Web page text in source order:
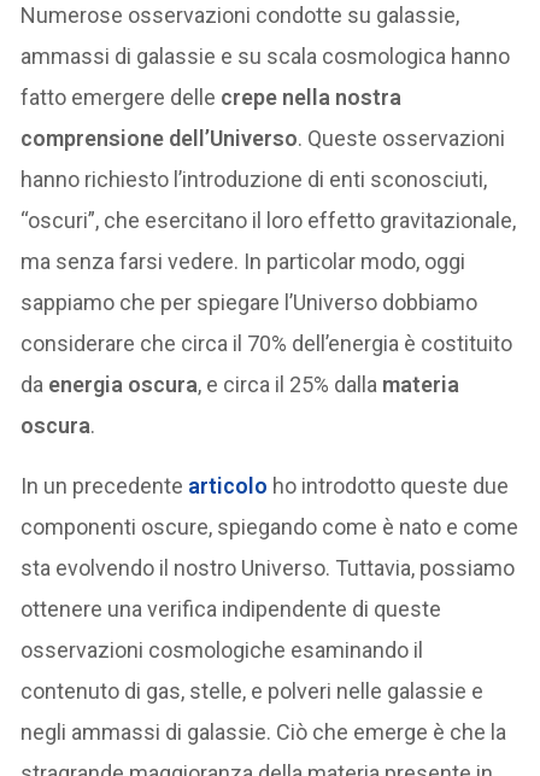
Numerose osservazioni condotte su galassie,
ammassi di galassie e su scala cosmologica hanno
fatto emergere delle crepe nella nostra
comprensione dell’Universo. Queste osservazioni
hanno richiesto l’introduzione di enti sconosciuti,
“oscuri”, che esercitano il loro effetto gravitazionale,
ma senza farsi vedere. In particolar modo, oggi
sappiamo che per spiegare l’Universo dobbiamo
considerare che circa il 70% dell’energia è costituito
da energia oscura, e circa il 25% dalla materia
oscura.
In un precedente articolo ho introdotto queste due
componenti oscure, spiegando come è nato e come
sta evolvendo il nostro Universo. Tuttavia, possiamo
ottenere una verifica indipendente di queste
osservazioni cosmologiche esaminando il
contenuto di gas, stelle, e polveri nelle galassie e
negli ammassi di galassie. Ciò che emerge è che la